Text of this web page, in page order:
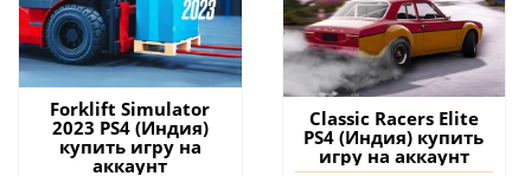
Forklift Simulator
2023 PS4 (Индия)
купить игру на
аккаунт
Classic Racers Elite
PS4 (Индия) купить
игру на аккаунт